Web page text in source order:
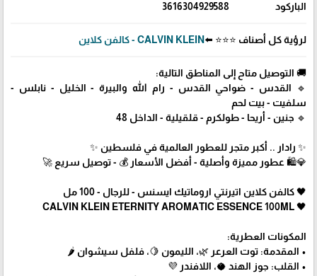
الباركود 3616304929588
لرؤية كل أصناف ⭐⭐⭐ ⬅️CALVIN KLEIN - كالفن كلاين
🚚 التوصيل متاح إلى المناطق التالية:
🔹 القدس - ضواحي القدس - رام الله والبيرة - الخليل - نابلس -
سلفيت - بيت لحم
🔹 جنين - أريحا - طولكرم - قلقيلية - الداخل 48
✨ رادار .. أكبر متجر للعطور العالمية في فلسطين ✨
💎🛍️ عطور مميزة وأصلية - أفضل الأسعار 💰 - توصيل سريع 🚀
🖤 كالفن كلاين اتيرنتي اروماتيك ايسنس - للرجال - 100 مل
🖤 CALVIN KLEIN ETERNITY AROMATIC ESSENCE 100ML
المكونات العطرية:
• المقدمة: توت العرعر 🌿، الليمون 🍋، فلفل سيشوان 🌶️
• القلب: جوز الهند 🥥، اللافندر 💜